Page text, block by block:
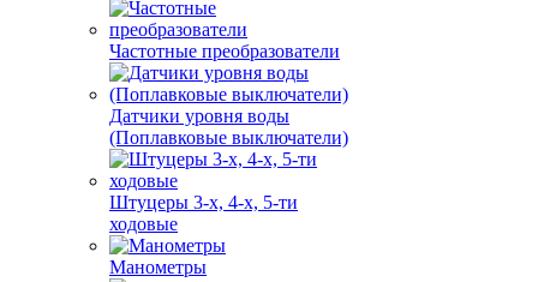
Частотные преобразователи
Датчики уровня воды
(Поплавковые выключатели)
Штуцеры 3-х, 4-х, 5-ти
ходовые
Манометры